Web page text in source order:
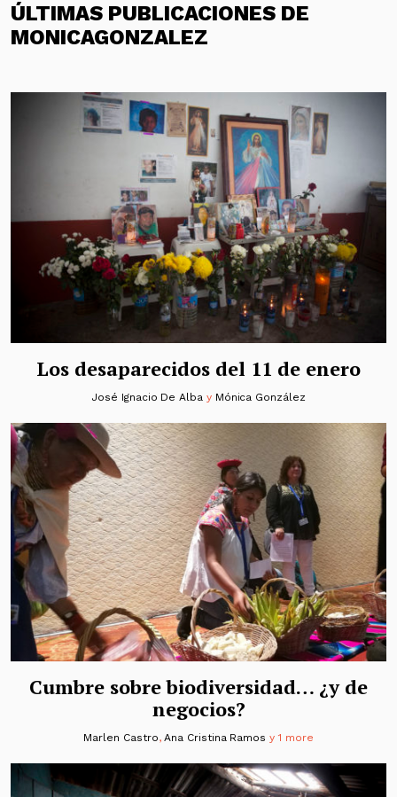
ÚLTIMAS PUBLICACIONES DE
MONICAGONZALEZ
Los desaparecidos del 11 de enero
José Ignacio De Alba y Mónica González
Cumbre sobre biodiversidad… ¿y de
negocios?
Marlen Castro,Ana Cristina Ramos y 1 more